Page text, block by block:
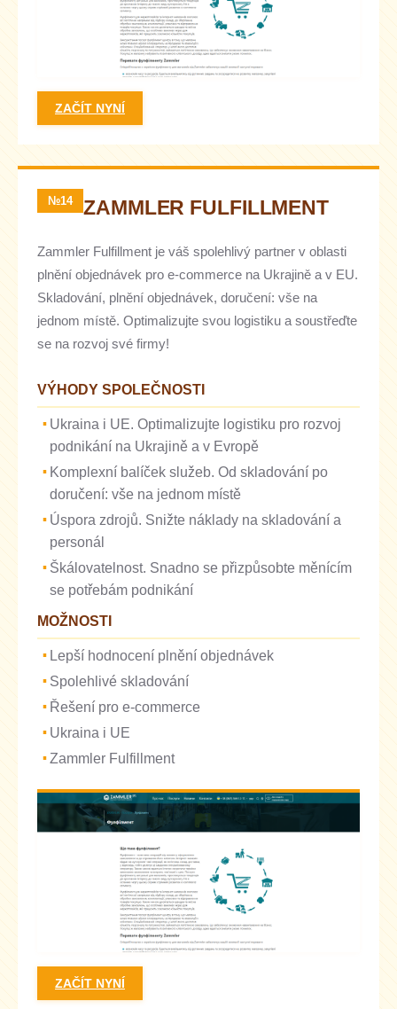
ZAČÍT NYNÍ
№14 ZAMMLER FULFILLMENT
Zammler Fulfillment je váš spolehlivý partner v oblasti
plnění objednávek pro e-commerce na Ukrajině a v EU.
Skladování, plnění objednávek, doručení: vše na
jednom místě. Optimalizujte svou logistiku a soustřeďte
se na rozvoj své firmy!
VÝHODY SPOLEČNOSTI
Ukraina i UE. Optimalizujte logistiku pro rozvoj
podnikání na Ukrajině a v Evropě
Komplexní balíček služeb. Od skladování po
doručení: vše na jednom místě
Úspora zdrojů. Snižte náklady na skladování a
personál
Škálovatelnost. Snadno se přizpůsobte měnícím
se potřebám podnikání
MOŽNOSTI
Lepší hodnocení plnění objednávek
Spolehlivé skladování
Řešení pro e-commerce
Ukraina i UE
Zammler Fulfillment
ZAČÍT NYNÍ